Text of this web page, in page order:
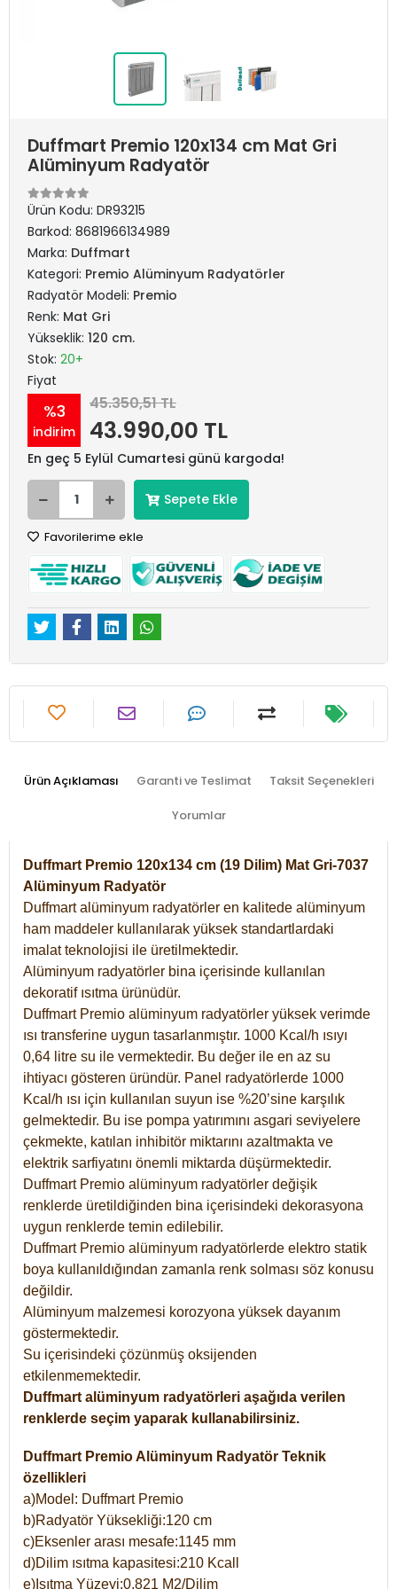
Duffmart Premio 120x134 cm Mat Gri
Alüminyum Radyatör
Ürün Kodu: DR93215
Barkod: 8681966134989
Marka: Duffmart
Kategori: Premio Alüminyum Radyatörler
Radyatör Modeli: Premio
Renk: Mat Gri
Yükseklik: 120 cm.
Stok: 20+
Fiyat
%3
indirim
45.350,51 TL
43.990,00 TL
En geç 5 Eylül Cumartesi günü kargoda!
Sepete Ekle
Favorilerime ekle
Ürün Açıklaması Garanti ve Teslimat Taksit Seçenekleri
Yorumlar
Duffmart Premio 120x134 cm (19 Dilim) Mat Gri-7037
Alüminyum Radyatör
Duffmart alüminyum radyatörler en kalitede alüminyum
ham maddeler kullanılarak yüksek standartlardaki
imalat teknolojisi ile üretilmektedir.
Alüminyum radyatörler bina içerisinde kullanılan
dekoratif ısıtma ürünüdür.
Duffmart Premio alüminyum radyatörler yüksek verimde
ısı transferine uygun tasarlanmıştır. 1000 Kcal/h ısıyı
0,64 litre su ile vermektedir. Bu değer ile en az su
ihtiyacı gösteren üründür. Panel radyatörlerde 1000
Kcal/h ısı için kullanılan suyun ise %20’sine karşılık
gelmektedir. Bu ise pompa yatırımını asgari seviyelere
çekmekte, katılan inhibitör miktarını azaltmakta ve
elektrik sarfiyatını önemli miktarda düşürmektedir.
Duffmart Premio alüminyum radyatörler değişik
renklerde üretildiğinden bina içerisindeki dekorasyona
uygun renklerde temin edilebilir.
Duffmart Premio alüminyum radyatörlerde elektro statik
boya kullanıldığından zamanla renk solması söz konusu
değildir.
Alüminyum malzemesi korozyona yüksek dayanım
göstermektedir.
Su içerisindeki çözünmüş oksijenden
etkilenmemektedir.
Duffmart alüminyum radyatörleri aşağıda verilen
renklerde seçim yaparak kullanabilirsiniz.
Duffmart Premio Alüminyum Radyatör Teknik
özellikleri
a)Model: Duffmart Premio
b)Radyatör Yüksekliği:120 cm
c)Eksenler arası mesafe:1145 mm
d)Dilim ısıtma kapasitesi:210 Kcall
e)Isıtma Yüzeyi:0,821 M2/Dilim